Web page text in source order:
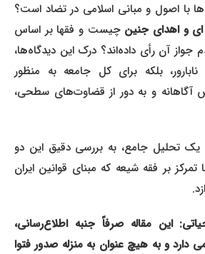
با اصول و مبانی اسلامی در تضاد است؟
اهدای جنینچیست و فقها بر اساس
آن رأی داده‌اند؟ درک این دیدگاه‌ها،
بلکه برای کل جامعه به منظور
و به دور از قضاوت‌های سطحی،
تحلیل جامع، به بررسی دقیق این دو
بر فقه شیعه که مبنای قوانین ایران
این مقاله صرفاً جنبه اطلاع‌رسانی،
و به هیچ عنوان به منزله صدور فتوا